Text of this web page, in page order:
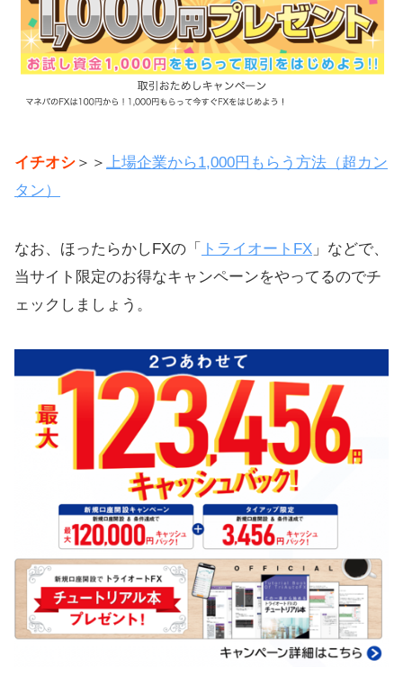
イチオシ ＞＞ 上場企業から1,000円もらう方法（超カン
タン）
なお、ほったらかしFXの「 トライオートFX 」などで、
当サイト限定のお得なキャンペーンをやってるのでチ
ェックしましょう。